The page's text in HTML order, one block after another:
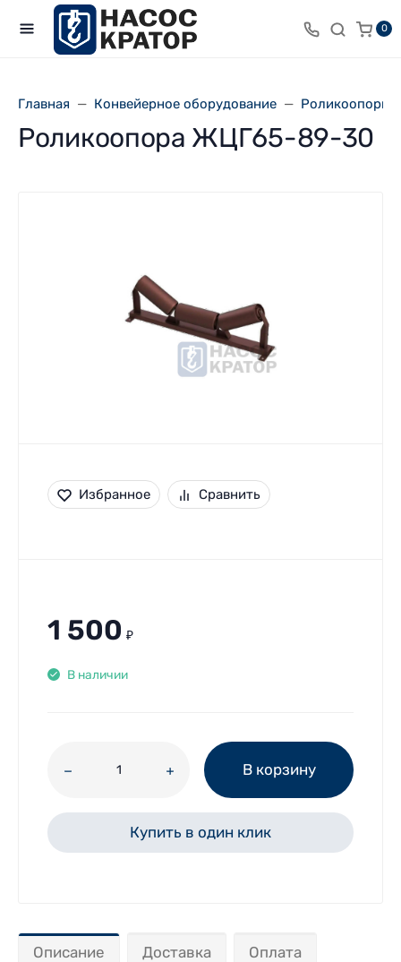
0
Главная Конвейерное оборудование Роликоопоры
Роликоопора ЖЦГ65-89-30
Избранное Сравнить
1 500 ₽
В наличии
В корзину
Купить в один клик
Описание Доставка Оплата